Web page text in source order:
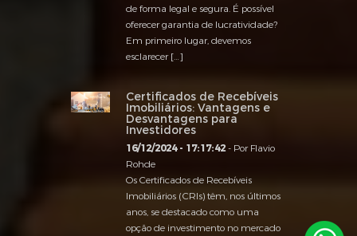
de forma legal e segura. É possível
oferecer garantia de lucratividade?
Em primeiro lugar, devemos
esclarecer […]
Certificados de Recebíveis
Imobiliários: Vantagens e
Desvantagens para
Investidores
16/12/2024 - 17:17:42- Por Flavio
Rohde
Os Certificados de Recebíveis
Imobiliários (CRIs) têm, nos últimos
anos, se destacado como uma
opção de investimento no mercado